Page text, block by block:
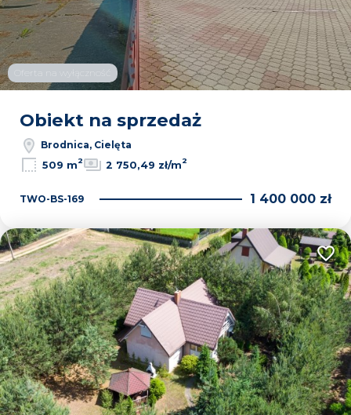
Oferta na wyłączność
Obiekt na sprzedaż
Brodnica, Cielęta
509 m2 2 750,49 zł/m2
TWO-BS-169 1 400 000 zł